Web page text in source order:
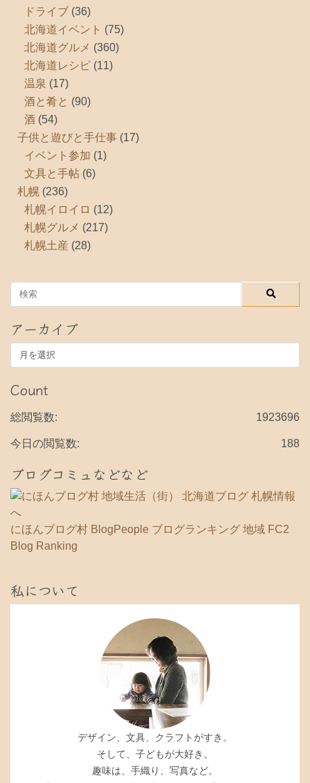
ドライブ (36)
北海道イベント (75)
北海道グルメ (360)
北海道レシピ (11)
温泉 (17)
酒と肴と (90)
酒 (54)
子供と遊びと手仕事 (17)
イベント参加 (1)
文具と手帖 (6)
札幌 (236)
札幌イロイロ (12)
札幌グルメ (217)
札幌土産 (28)
アーカイブ
ー
カ
ブ
Count
1923696
総閲覧数:
188
今日の閲覧数:
ブログコミュなどなど
にほんブログ村 BlogPeople ブログランキング 地域 FC2
Blog Ranking
私について
デザイン、文具、クラフトがすき。
そして、子どもが大好き。
趣味は、手織り、写真など。